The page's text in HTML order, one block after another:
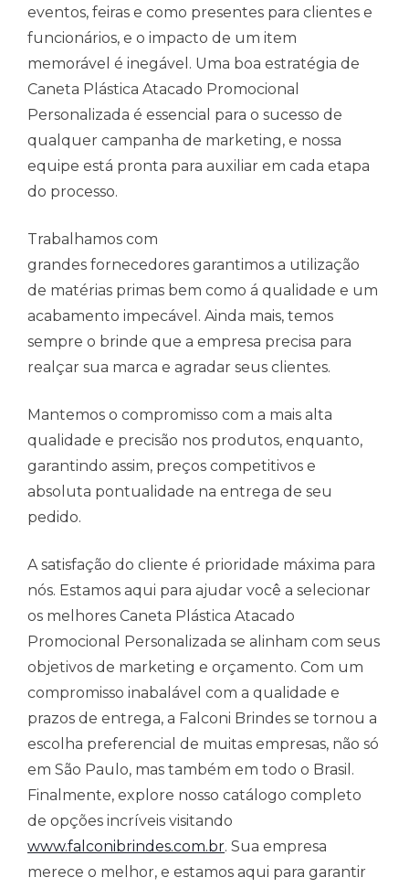
eventos, feiras e como presentes para clientes e
funcionários, e o impacto de um item
memorável é inegável. Uma boa estratégia de
Caneta Plástica Atacado Promocional
Personalizada é essencial para o sucesso de
qualquer campanha de marketing, e nossa
equipe está pronta para auxiliar em cada etapa
do processo.
Trabalhamos com
grandes fornecedores garantimos a utilização
de matérias primas bem como á qualidade e um
acabamento impecável. Ainda mais, temos
sempre o brinde que a empresa precisa para
realçar sua marca e agradar seus clientes.
Mantemos o compromisso com a mais alta
qualidade e precisão nos produtos, enquanto,
garantindo assim, preços competitivos e
absoluta pontualidade na entrega de seu
pedido.
A satisfação do cliente é prioridade máxima para
nós. Estamos aqui para ajudar você a selecionar
os melhores Caneta Plástica Atacado
Promocional Personalizada se alinham com seus
objetivos de marketing e orçamento. Com um
compromisso inabalável com a qualidade e
prazos de entrega, a Falconi Brindes se tornou a
escolha preferencial de muitas empresas, não só
em São Paulo, mas também em todo o Brasil.
Finalmente, explore nosso catálogo completo
de opções incríveis visitando
www.falconibrindes.com.br. Sua empresa
merece o melhor, e estamos aqui para garantir